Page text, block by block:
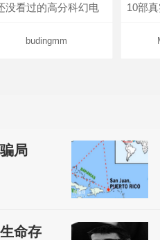
没看过的高分科幻电
budingmm
10部
局
命存